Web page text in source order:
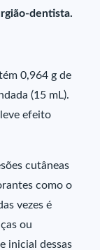
dentista.
0,964 g de
(15 mL).
efeito
cutâneas
como o
vezes é
ou
inicial dessas